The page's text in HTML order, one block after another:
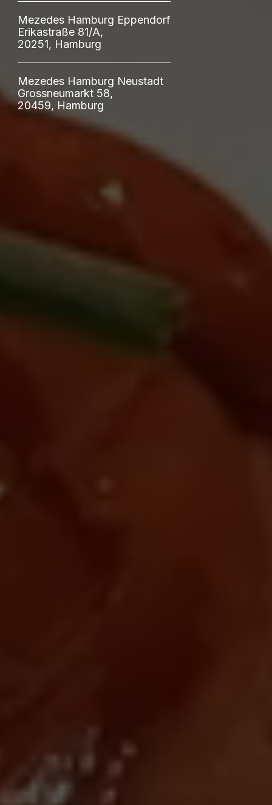
Mezedes Hamburg Eppendorf
Erikastraße 81/A,
20251, Hamburg
Mezedes Hamburg Neustadt
Grossneumarkt 58,
20459, Hamburg